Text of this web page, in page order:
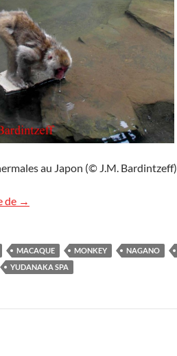
au Japon (© J.M.
de Thermalisme
→
MACAQUE MONKEY NAGANO
YUDANAKA SPA